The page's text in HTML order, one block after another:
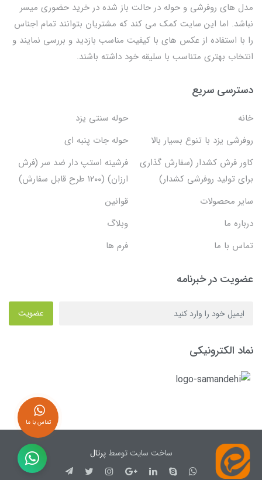
مدل های روفرشی و حوله در حالت باز شده در خرید حضوری میسر
نباشد. اما این سایت کمک می کند که مشتریان بتوانند تمام اجناس
را با استفاده از عکس های با کیفیت مناسب بازدید و بررسی نمایند و
انتخاب بهتری متناسب با سلیقه خود داشته باشند.
دسترسی سریع
خانه
حوله سنتی یزد
روفرشی یزد با تنوع بسیار بالا
حوله جات پنبه ای
کاور فرش کشدار (سفارش گذاری
برای تولید روفرشی کشدار)
فرشینه استپ دار ضد سر (فرش
ارزان) (۱۲۰۰ طرح قابل سفارش)
سایر محصولات
قوانین
درباره ما
وبلاگ
تماس با ما
فرم ها
عضویت در خبرنامه
عضویت
نماد الکترونیکی
ساخت سایت توسطپرتال
تماس با ما